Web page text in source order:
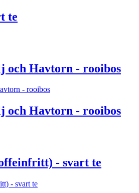
te
och Havtorn - rooibos
och Havtorn - rooibos
- svart te